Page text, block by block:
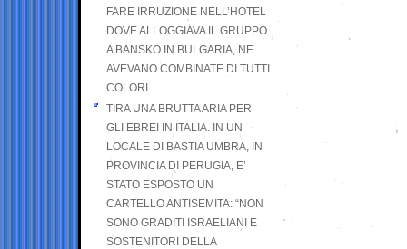
FARE IRRUZIONE NELL’HOTEL
DOVE ALLOGGIAVA IL GRUPPO
A BANSKO IN BULGARIA, NE
AVEVANO COMBINATE DI TUTTI
COLORI
TIRA UNA BRUTTA ARIA PER
GLI EBREI IN ITALIA. IN UN
LOCALE DI BASTIA UMBRA, IN
PROVINCIA DI PERUGIA, E’
STATO ESPOSTO UN
CARTELLO ANTISEMITA: “NON
SONO GRADITI ISRAELIANI E
SOSTENITORI DELLA